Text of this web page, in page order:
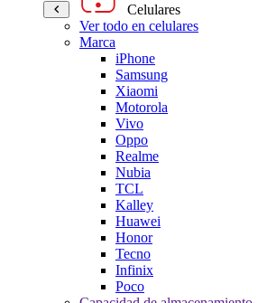
Celulares
Ver todo en celulares
Marca
iPhone
Samsung
Xiaomi
Motorola
Vivo
Oppo
Realme
Nubia
TCL
Kalley
Huawei
Honor
Tecno
Infinix
Poco